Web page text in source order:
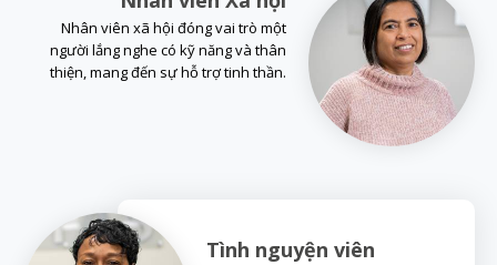
Nhân viên xã hội đóng vai trò một
người lắng nghe có kỹ năng và thân
thiện, mang đến sự hỗ trợ tinh thần.
Tình nguyện viên